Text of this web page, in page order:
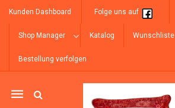
Kunden Dashboard Folge uns auf
Shop Manager Katalog Wunschliste
Bestellung verfolgen
Mobile